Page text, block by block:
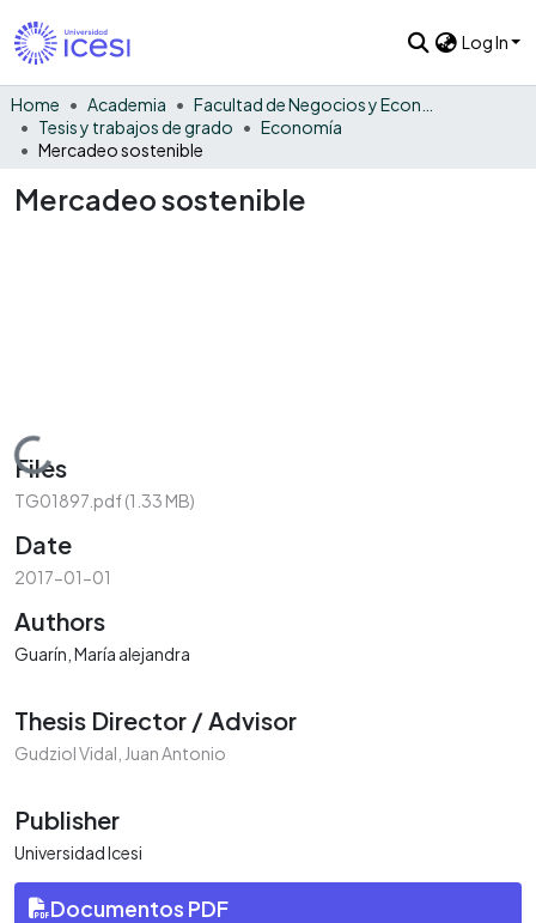
Log In
Home Academia
Tesis y trabajos de grado
Economía
Mercadeo sostenible
Mercadeo sostenible
Loading...
Files
TG01897.pdf(1.33 MB)
Date
2017-01-01
Authors
Guarín, María alejandra
Thesis Director / Advisor
Gudziol Vidal, Juan Antonio
Publisher
Universidad Icesi
Documentos PDF